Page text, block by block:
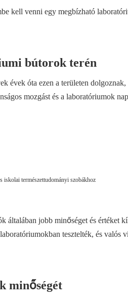
kell venni egy megbízható
bútorok terén
évek óta ezen a területen
mozgást és a laboratóriumok
iskolai természettudományi szobákhoz
általában jobb minőséget és értéket
tesztelték, és valós
minőségét